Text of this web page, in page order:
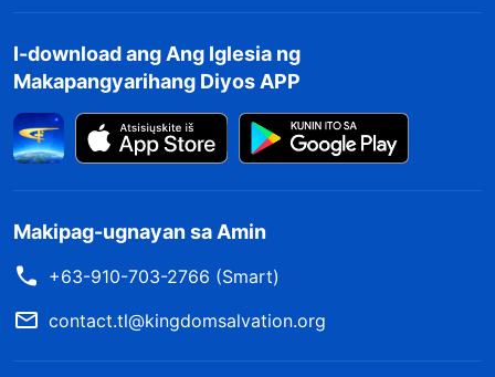
I-download ang Ang Iglesia ng
Makapangyarihang Diyos APP
Makipag-ugnayan sa Amin
+63-910-703-2766 (Smart)
contact.tl@kingdomsalvation.org